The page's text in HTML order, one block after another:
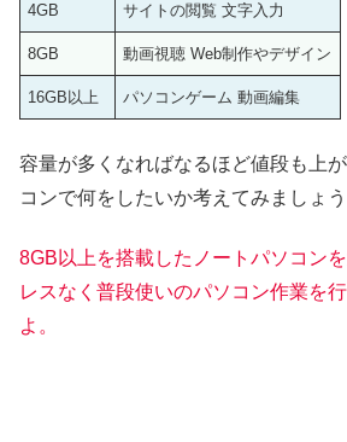
4GB サイトの閲覧 文字入力
8GB 動画視聴 Web制作やデザイン
16GB以上 パソコンゲーム 動画編集
容量が多くなればなるほど値段も上
コンで何をしたいか考えてみましょう
8GB以上を搭載したノートパソコン
レスなく普段使いのパソコン作業を
よ 。